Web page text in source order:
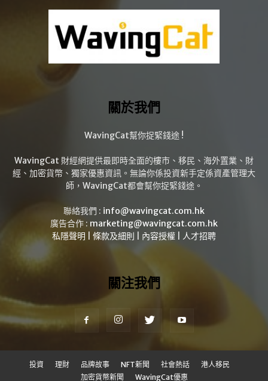
關於我們
WavingCat幫你捉緊錢途 !
WavingCat 財經網提供最即時全面的樓市、移民、海外置業、財
經、加密貨幣、獨家優惠資訊。無論你係投資新手定係資產管理大
師，WavingCat都會幫你捉緊錢途。
聯絡我們 : info@wavingcat.com.hk
廣告合作 : marketing@wavingcat.com.hk
私隱聲明
條款及細則 內容授權 人才招聘
關注我們
投資 理財 品牌故事 NFT新聞 社會熱話
港人移民
加密貨幣新聞
WavingCat優惠